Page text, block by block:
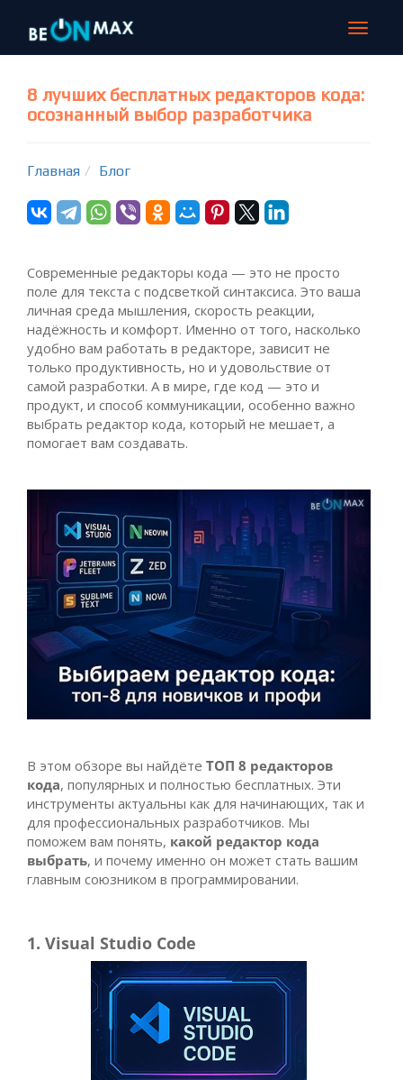
Toggle
8 лучших бесплатных редакторов кода:
осознанный выбор разработчика
Главная Блог
Современные редакторы кода — это не просто
поле для текста с подсветкой синтаксиса. Это ваша
личная среда мышления, скорость реакции,
надёжность и комфорт. Именно от того, насколько
удобно вам работать в редакторе, зависит не
только продуктивность, но и удовольствие от
самой разработки. А в мире, где код — это и
продукт, и способ коммуникации, особенно важно
выбрать редактор кода, который не мешает, а
помогает вам создавать.
В этом обзоре вы найдёте ТОП 8 редакторов
кода, популярных и полностью бесплатных. Эти
инструменты актуальны как для начинающих, так и
для профессиональных разработчиков. Мы
поможем вам понять, какой редактор кода
выбрать, и почему именно он может стать вашим
главным союзником в программировании.
1. Visual Studio Code